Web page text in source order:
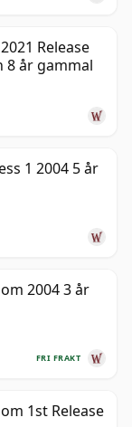
Release
8 år gammal
1 2004 5 år
2004 3 år
FRI FRAKT
1st Release